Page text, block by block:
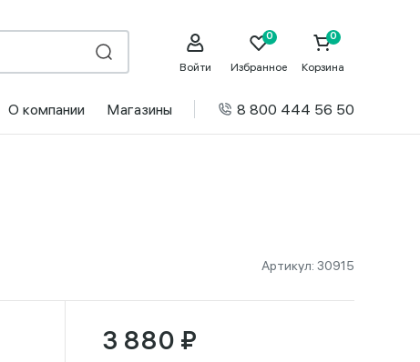
Войти Избранное Корзина
О компании Магазины 8 800 444 56 50
Артикул: 30915
3 880 ₽